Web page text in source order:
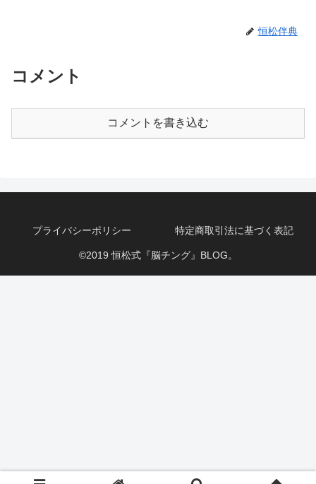
恒松伴典
コメント
コメントを書き込む
プライバシーポリシー 特定商取引法に基づく表記
©2019 恒松式『脳チング』BLOG。